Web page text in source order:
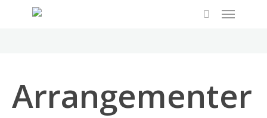
Menu
Arrangementer